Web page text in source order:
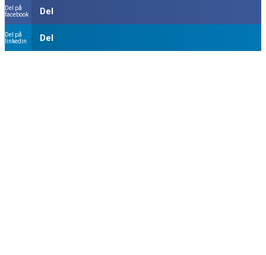
Del på
facebook
Del
Del på
linkedin
Del